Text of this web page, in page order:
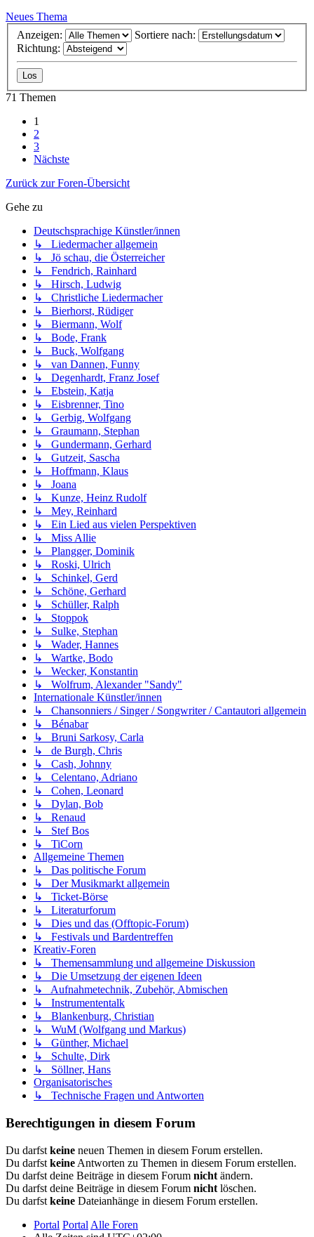
Neues Thema
Anzeigen:
Sortiere nach:
Richtung:
71 Themen
1
2
3
Nächste
Zurück zur Foren-Übersicht
Gehe zu
Deutschsprachige Künstler/innen
↳ Liedermacher allgemein
↳ Jö schau, die Österreicher
↳ Fendrich, Rainhard
↳ Hirsch, Ludwig
↳ Christliche Liedermacher
↳ Bierhorst, Rüdiger
↳ Biermann, Wolf
↳ Bode, Frank
↳ Buck, Wolfgang
↳ van Dannen, Funny
↳ Degenhardt, Franz Josef
↳ Ebstein, Katja
↳ Eisbrenner, Tino
↳ Gerbig, Wolfgang
↳ Graumann, Stephan
↳ Gundermann, Gerhard
↳ Gutzeit, Sascha
↳ Hoffmann, Klaus
↳ Joana
↳ Kunze, Heinz Rudolf
↳ Mey, Reinhard
↳ Ein Lied aus vielen Perspektiven
↳ Miss Allie
↳ Plangger, Dominik
↳ Roski, Ulrich
↳ Schinkel, Gerd
↳ Schöne, Gerhard
↳ Schüller, Ralph
↳ Stoppok
↳ Sulke, Stephan
↳ Wader, Hannes
↳ Wartke, Bodo
↳ Wecker, Konstantin
↳ Wolfrum, Alexander "Sandy"
Internationale Künstler/innen
↳ Chansonniers / Singer / Songwriter / Cantautori allgemein
↳ Bénabar
↳ Bruni Sarkosy, Carla
↳ de Burgh, Chris
↳ Cash, Johnny
↳ Celentano, Adriano
↳ Cohen, Leonard
↳ Dylan, Bob
↳ Renaud
↳ Stef Bos
↳ TiCorn
Allgemeine Themen
↳ Das politische Forum
↳ Der Musikmarkt allgemein
↳ Ticket-Börse
↳ Literaturforum
↳ Dies und das (Offtopic-Forum)
↳ Festivals und Bardentreffen
Kreativ-Foren
↳ Themensammlung und allgemeine Diskussion
↳ Die Umsetzung der eigenen Ideen
↳ Aufnahmetechnik, Zubehör, Abmischen
↳ Instrumententalk
↳ Blankenburg, Christian
↳ WuM (Wolfgang und Markus)
↳ Günther, Michael
↳ Schulte, Dirk
↳ Söllner, Hans
Organisatorisches
↳ Technische Fragen und Antworten
Berechtigungen in diesem Forum
Du darfst keine neuen Themen in diesem Forum erstellen.
Du darfst keine Antworten zu Themen in diesem Forum erstellen.
Du darfst deine Beiträge in diesem Forum nicht ändern.
Du darfst deine Beiträge in diesem Forum nicht löschen.
Du darfst keine Dateianhänge in diesem Forum erstellen.
Portal Portal Alle Foren